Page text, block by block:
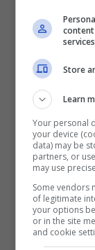
capelli
aiuta a
ad
spinaci e
mandarini,
aiutano a
content
Store
Learn
Your personal
your device
data) may be
partners, or
may use
Some vendors
of legitimate
your options
or in the site
and cookie